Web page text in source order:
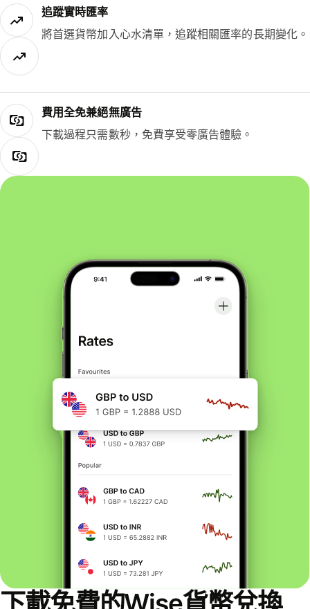
追蹤實時匯率
將首選貨幣加入心水清單，追蹤相關匯率的長期變化。
費用全免兼絕無廣告
下載過程只需數秒，免費享受零廣告體驗。